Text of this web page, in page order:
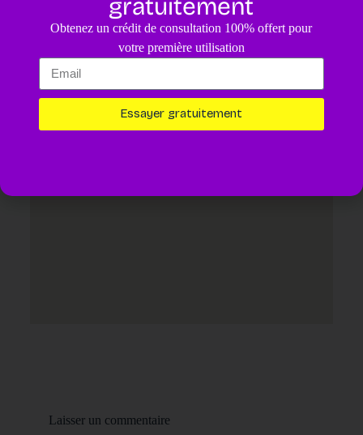
Un diagnostic pour votre animal assisté par IA.
Essayer maintenant
Laisser un commentaire
gratuitement
Obtenez un crédit de consultation 100% offert pour
votre première utilisation
Essayer gratuitement